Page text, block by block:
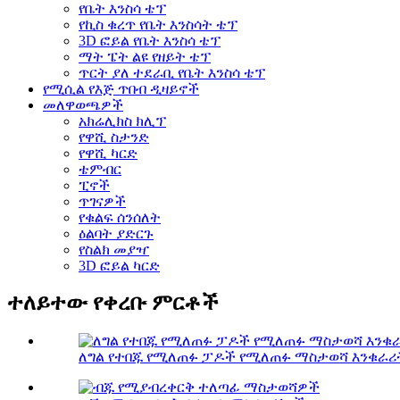
የቤት እንስሳ ቴፕ
የኪስ ቁረጥ የቤት እንስሳት ቴፕ
3D ፎይል የቤት እንስሳ ቴፕ
ማት ፔት ልዩ የዘይት ቴፕ
ጥርት ያለ ተደራቢ የቤት እንስሳ ቴፕ
የሚሲል የእጅ ጥበብ ዲዛይኖች
መለዋወጫዎች
አክሬሊክስ ክሊፕ
የዋሺ ስታንድ
የዋሺ ካርድ
ቴምብር
ፒኖች
ጥገናዎች
የቁልፍ ሰንሰለት
ዕልባት ያድርጉ
የስልክ መያዣ
3D ፎይል ካርድ
ተለይተው የቀረቡ ምርቶች
ለግል የተበጁ የሚለጠፉ ፓዶች የሚለጠፉ ማስታወሻ